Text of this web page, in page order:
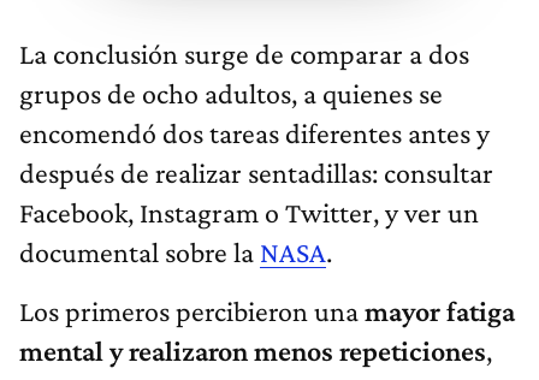
La conclusión surge de comparar a dos
grupos de ocho adultos, a quienes se
encomendó dos tareas diferentes antes y
después de realizar sentadillas: consultar
Facebook, Instagram o Twitter, y ver un
documental sobre la NASA.
Los primeros percibieron unamayor fatiga
mental y realizaron menos repeticiones,